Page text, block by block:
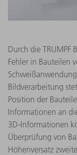
Durch die TRUMPF
Fehler in Bauteilen
Bildverarbeitung
Position der
Informationen an
3D-Informationen
Überprüfung von
Höhenversatz